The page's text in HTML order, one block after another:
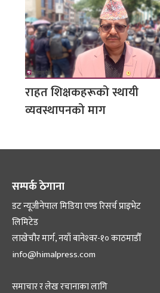
राहत शिक्षकहरूको स्थायी
व्यवस्थापनको माग
सम्पर्क ठेगाना
डट न्यूजीनेपाल मिडिया एण्ड रिसर्च प्राइभेट
लिमिटेड
लाखेचौर मार्ग, नयाँ बानेश्‍वर-१० काठमाडौँ
info@himalpress.com
समाचार र लेख रचानाका लागि